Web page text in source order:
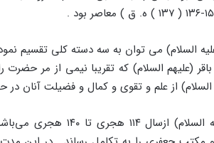
السلام) می توان به سه دسته کلی تقسیم
(علیهم السلام) که تقریبا نیمی از مر
ب – قسمت دوم زندگی امام جعفر